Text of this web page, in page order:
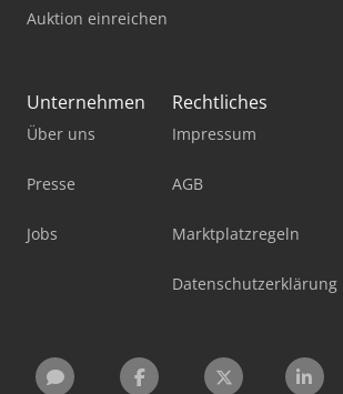
Auktion einreichen
Unternehmen
Über uns
Presse
Jobs
Rechtliches
Impressum
AGB
Marktplatzregeln
Datenschutzerklärung